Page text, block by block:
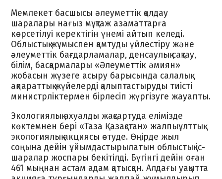
Мемлекет басшысы әлеуметтік қолдау
шаралары нағыз мұқтаж азаматтарға
көрсетілуі керектігін үнемі айтып келеді.
Облыстық жұмыспен қамтуды үйлестіру және
әлеуметтік бағдарламалар, денсаулық сақтау,
білім, басқармалары «Әлеуметтік әмиян»
жобасын жүзеге асыру барысында салалық
ақпараттық жүйелерді қалыптастыруды тиісті
министрліктермен бірлесіп жүргізуге жауапты.
Экологиялық ахуалды жақсартуда елімізде
көктемнен бері «Таза Қазақстан» жалпыұлттық
экологиялық акциясы өтуде. Өңірде жыл
соңына дейін ұйымдастырылатын облыстық іс-
шаралар жоспары бекітілді. Бүгінгі дейін оған
461 мыңнан астам адам қатысқан. Алдағы уақытта